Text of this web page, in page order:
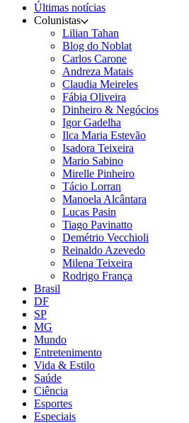
Últimas notícias
Colunistas
Lilian Tahan
Blog do Noblat
Carlos Carone
Andreza Matais
Claudia Meireles
Fábia Oliveira
Dinheiro & Negócios
Igor Gadelha
Ilca Maria Estevão
Isadora Teixeira
Mario Sabino
Mirelle Pinheiro
Tácio Lorran
Manoela Alcântara
Lucas Pasin
Tiago Pavinatto
Demétrio Vecchioli
Reinaldo Azevedo
Milena Teixeira
Rodrigo França
Brasil
DF
SP
MG
Mundo
Entretenimento
Vida & Estilo
Saúde
Ciência
Esportes
Especiais